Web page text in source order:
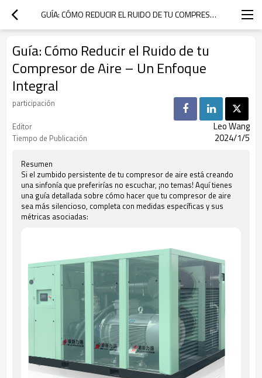
GUÍA: CÓMO REDUCIR EL RUIDO DE TU COMPRESOR DE AIRE – UN ENFOQUE INTEGRAL
Guía: Cómo Reducir el Ruido de tu
Compresor de Aire – Un Enfoque
Integral
participación
Editor
Leo Wang
Tiempo de Publicación 2024/1/5
Resumen
Si el zumbido persistente de tu compresor de aire está creando
una sinfonía que preferirías no escuchar, ¡no temas! Aquí tienes
una guía detallada sobre cómo hacer que tu compresor de aire
sea más silencioso, completa con medidas específicas y sus
métricas asociadas: